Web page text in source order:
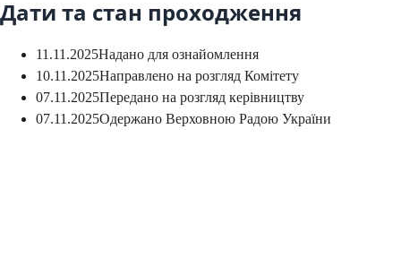
Дати та стан проходження
11.11.2025Надано для ознайомлення
10.11.2025Направлено на розгляд Комітету
07.11.2025Передано на розгляд керівництву
07.11.2025Одержано Верховною Радою України